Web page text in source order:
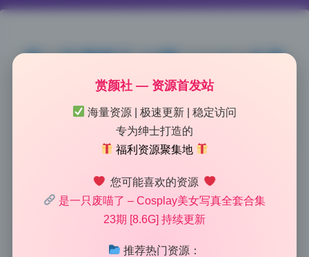
是一只废喵了 23期 cosplay合集
无水印原档 8.6G 打包下载
| 71 | 0
1181 字
| 5 分钟
这组的场景太会选了，每一个道具都在为整体氛围服
务。这是一只废喵了的第23期cosplay合集，从庭院里
的铁艺长椅到窗边的老式台灯，每样东西都像是从时光
里捞出来的。模特穿着水手服般的改良制服，跟那些有
赏颜社 — 资源首发站
海量资源 | 极速更新 | 稳定访问
专为绅士打造的
福利资源聚集地
您可能喜欢的资源
是一只废喵了 – Cosplay美女写真全套合集
23期 [8.6G] 持续更新
推荐热门资源：